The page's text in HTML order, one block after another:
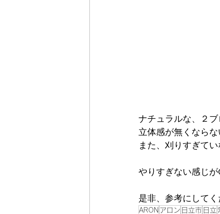
ナチュラルな、２
立体感が無くなら
また、刈りすぎて
やりすぎない感じが
是非、参考にしてく
ARON アロン 日立市 日立